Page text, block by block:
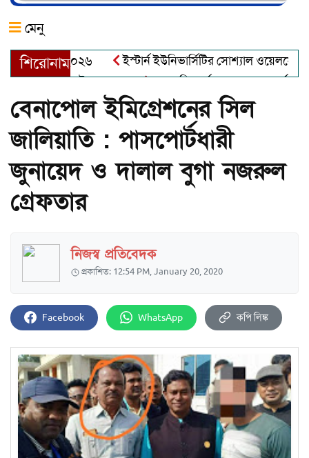
মেনু
শিরোনাম
ইস্টার্ন ইউনিভার্সিটির সোশ্যাল ওয়েলফেয়ার
খালেক এর ইন্তেকাল
আত্মশুদ্ধি অর্জন ও অশুভকে বর্জন করে
বেনাপোল ইমিগ্রেশনের সিল
জালিয়াতি : পাসপোর্টধারী
জুনায়েদ ও দালাল বুগা নজরুল
গ্রেফতার
নিজস্ব প্রতিবেদক
প্রকাশিত: 12:54 PM, January 20, 2020
Facebook WhatsApp কপি লিঙ্ক